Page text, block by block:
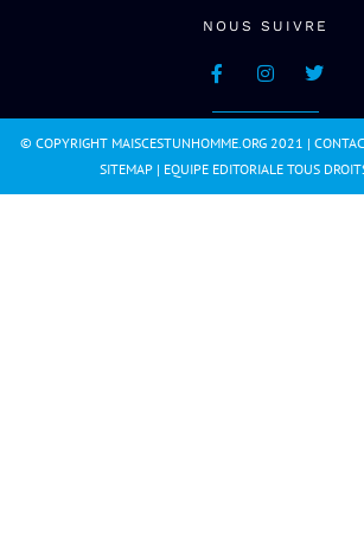
NOUS SUIVRE
© COPYRIGHT MAISCESTUNHOMME.ORG 2021 |
SITEMAP | EQUIPE EDITORIALE TOUS